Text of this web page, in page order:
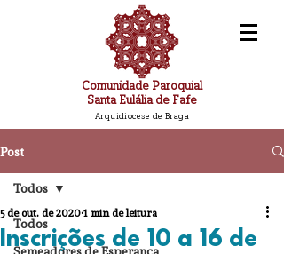
Comunidade Paroquial
Santa Eulália de Fafe
Arquidiocese de Braga
Post
Todos
Todos
Inscrições de 10 a 16 de
5 de out. de 2020 1 min de leitura